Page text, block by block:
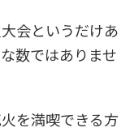
会というだけあ
数ではありませ
を満喫できる方